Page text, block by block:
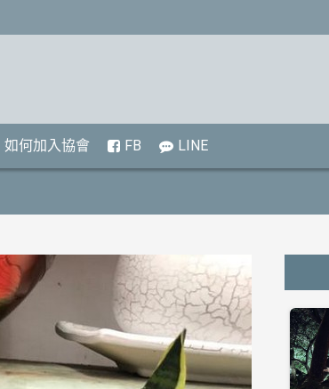
如何加入協會 FB LINE